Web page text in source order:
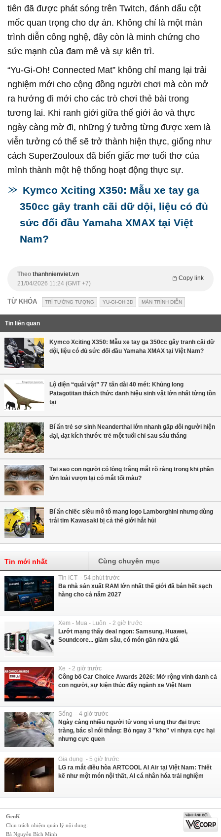
tiên đã được phát sóng trên Twitch, đánh dấu cột
mốc quan trọng cho dự án. Không chỉ là một màn
trình diễn công nghệ, đây còn là minh chứng cho
sức mạnh của đam mê và sự kiên trì.
“Yu-Gi-Oh! Connected Mat” không chỉ mang lại trải
nghiệm mới cho cộng đồng người chơi mà còn mở
ra hướng đi mới cho các trò chơi thẻ bài trong
tương lai. Khi ranh giới giữa thế giới ảo và thực
ngày càng mờ đi, những ý tưởng từng được xem là
viễn tưởng có thể sẽ trở thành hiện thực, giống như
cách SuperZouloux đã biến giấc mơ tuổi thơ của
mình thành một hệ thống hoạt động thực sự.
Kymco Xciting X350: Mẫu xe tay ga
350cc gây tranh cãi dữ dội, liệu có đủ
sức đối đầu Yamaha XMAX tại Việt
Nam?
Theo thanhnienviet.vn
Copy link
21/04/2026 11:24 (GMT +7)
TỪ KHÓA TRÍ TƯỞNG TƯỢNG YU-GI-OH 3D MÀN TRÌNH DIỄN
Tin liên quan
Kymco Xciting X350: Mẫu xe tay ga 350cc gây tranh cãi dữ
dội, liệu có đủ sức đối đầu Yamaha XMAX tại Việt Nam?
Lộ diện “quái vật” 77 tấn dài 40 mét: Khủng long
Patagotitan thách thức danh hiệu sinh vật lớn nhất từng tồn
tại
Bí ẩn trẻ sơ sinh Neanderthal lớn nhanh gấp đôi người hiện
đại, đạt kích thước trẻ một tuổi chỉ sau sáu tháng
Tại sao con người có lòng trắng mắt rõ ràng trong khi phần
lớn loài vượn lại có mắt tối màu?
Bí ẩn chiếc siêu mô tô mang logo Lamborghini nhưng dùng
trái tim Kawasaki bị cả thế giới hắt hủi
Tin mới nhất Cùng chuyên mục
Tin ICT - 54 phút trước
Ba nhà sản xuất RAM lớn nhất thế giới đã bán hết sạch
hàng cho cả năm 2027
Xem - Mua - Luôn - 2 giờ trước
Lướt mạng thấy deal ngon: Samsung, Huawei,
Soundcore... giảm sâu, có món gần nửa giá
Xe - 2 giờ trước
Công bố Car Choice Awards 2026: Mở rộng vinh danh cả
con người, sự kiện thúc đẩy ngành xe Việt Nam
Sống - 4 giờ trước
Ngày càng nhiều người tử vong vì ung thư đại trực
tràng, bác sĩ nói thẳng: Bỏ ngay 3 "kho" vi nhựa cực hại
nhưng cực quen
Gia dụng - 5 giờ trước
LG ra mắt điều hòa ARTCOOL AI Air tại Việt Nam: Thiết
kế như một món nội thất, AI cá nhân hóa trải nghiệm
GenK
Chịu trách nhiệm quản lý nội dung:
Bà Nguyễn Bích Minh